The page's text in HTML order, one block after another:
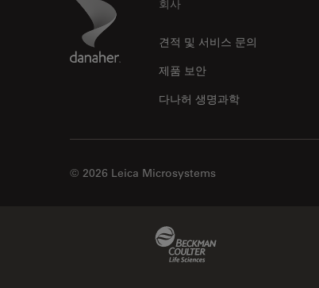
Danaher Logo 회사
견적 및 서비스 문의
제품 보안
다나허 생명과학
© 2026 Leica Microsystems